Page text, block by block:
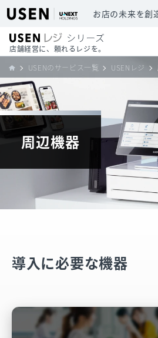
お店の未来を創
店舗経営に、頼れるレジを。
USENのサービス一覧
USENレジ
周辺機器
導入に必要な機器